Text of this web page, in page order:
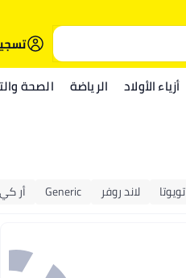
أزياء الأولاد الرياضة الصحة
تويوتا لاند روفر Generic أر